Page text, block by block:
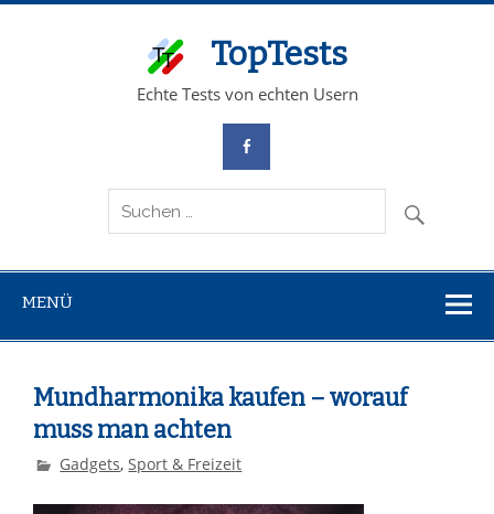
TopTests
Echte Tests von echten Usern
MENÜ
Mundharmonika kaufen – worauf
muss man achten
Gadgets,Sport & Freizeit